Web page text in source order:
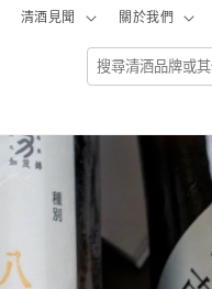
清酒見聞 關於我們